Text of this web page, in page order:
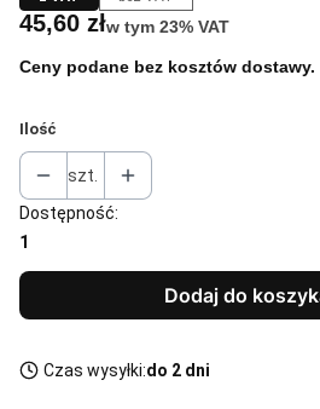
Cena
45,60 złw tym 23% VAT
w tym 23% VAT
Ceny podane bez kosztów dostawy.
Ilość
szt.
Dostępność:
1
Dodaj do
Czas wysyłki:do 2 dni